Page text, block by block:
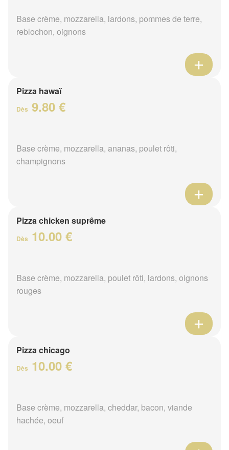
Base crème, mozzarella, lardons, pommes de terre,
reblochon, oignons
Pizza hawaï
Dès 9.80 €
Base crème, mozzarella, ananas, poulet rôti,
champignons
Pizza chicken suprême
Dès 10.00 €
Base crème, mozzarella, poulet rôti, lardons, oignons
rouges
Pizza chicago
Dès 10.00 €
Base crème, mozzarella, cheddar, bacon, viande
hachée, oeuf